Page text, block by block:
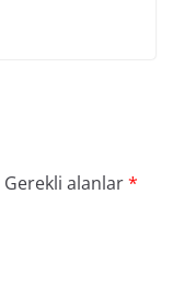
Gerekli alanlar*